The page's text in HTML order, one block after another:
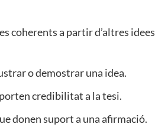
coherents a partir d’altres idees
o demostrar una idea.
credibilitat a la tesi.
donen suport a una afirmació.